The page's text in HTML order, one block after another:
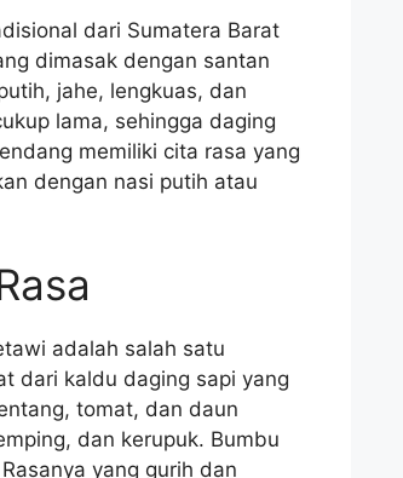
dari Sumatera Barat
dimasak dengan santan
jahe, lengkuas, dan
lama, sehingga daging
memiliki cita rasa yang
dengan nasi putih atau
adalah salah satu
dari kaldu daging sapi yang
tomat, dan daun
dan kerupuk. Bumbu
yang gurih dan